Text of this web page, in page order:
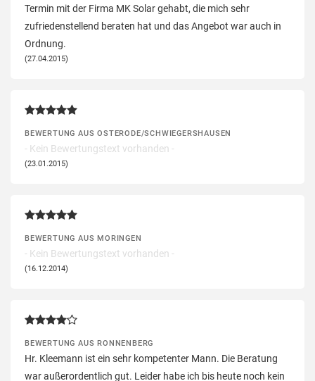
Termin mit der Firma MK Solar gehabt, die mich sehr
zufriedenstellend beraten hat und das Angebot war auch in
Ordnung.
(27.04.2015)
BEWERTUNG AUS OSTERODE/SCHWIEGERSHAUSEN
- Kein Bewertungstext vorhanden -
(23.01.2015)
BEWERTUNG AUS MORINGEN
- Kein Bewertungstext vorhanden -
(16.12.2014)
BEWERTUNG AUS RONNENBERG
Hr. Kleemann ist ein sehr kompetenter Mann. Die Beratung
war außerordentlich gut. Leider habe ich bis heute noch kein